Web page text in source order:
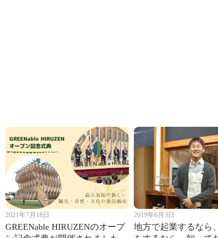
2021年7月18日
GREENable HIRUZENのオープ
2019年6月3日
地方で起業するなら